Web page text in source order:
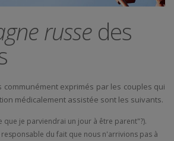
russe des
communément exprimés par les couples qui
médicalement assistée sont les suivants.
que je parviendrai un jour à être parent"?).
du fait que nous n'arrivions pas à